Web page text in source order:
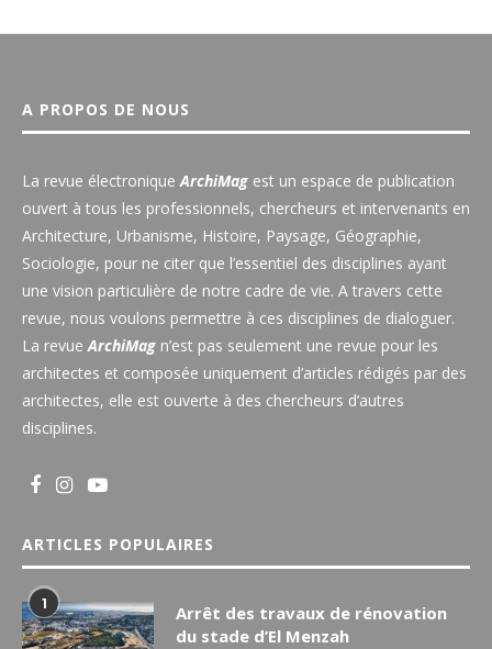
A PROPOS DE NOUS
La revue électroniqueArchiMag est un espace de publication
ouvert à tous les professionnels, chercheurs et intervenants en
Architecture, Urbanisme, Histoire, Paysage, Géographie,
Sociologie, pour ne citer que l’essentiel des disciplines ayant
une vision particulière de notre cadre de vie. A travers cette
revue, nous voulons permettre à ces disciplines de dialoguer.
La revueArchiMag n’est pas seulement une revue pour les
architectes et composée uniquement d’articles rédigés par des
architectes, elle est ouverte à des chercheurs d’autres
disciplines.
ARTICLES POPULAIRES
1
Arrêt des travaux de rénovation
du stade d’El Menzah